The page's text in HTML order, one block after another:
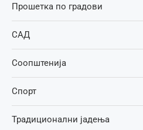
Прошетка по градови
САД
Соопштенија
Спорт
Традиционални јадења